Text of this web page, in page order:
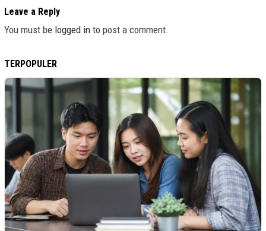
Leave a Reply
You must be logged in to post a comment.
TERPOPULER